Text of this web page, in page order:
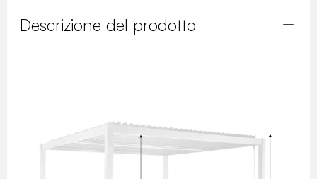
Descrizione del prodotto